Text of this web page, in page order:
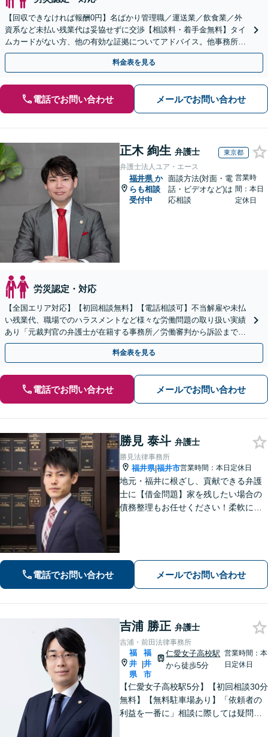
【回収できなければ報酬0円】名ばかり管理職／運送業／飲食業／外
資系など未払い残業代は妥協せずに交渉【相談料・着手金無料】タイ
ムカードがない方、他の有効な証拠についてアドバイス。他事務所で
断られた方もご相談ください。あなたの権利を守ります！
料金表を見る
電話でお問い合わせ メールでお問い合わせ
正木 絢生 弁護士 東京都
弁護士法人ユア・エース
福井県 か
らも相談
受付中
面談方法(対面・電
話・ビデオなど)は
応相談
営業時
間：本日
定休日
労災認定・対応
【全国エリア対応】【初回相談無料】【電話相談可】不当解雇や未払
い残業代、職場でのハラスメントなど様々な労働問題の取り扱い実績
あり「元裁判官の弁護士が在籍する事務所／労働審判から訴訟まで、
裁判官経験を活かした最適な戦略を立案」
料金表を見る
電話でお問い合わせ メールでお問い合わせ
勝見 泰斗 弁護士
勝見法律事務所
福井県|福井市営業時間：本日定休日
地元・福井に根ざし、貢献できる弁護
士に【借金問題】家を残したい場合の
債務整理もお任せください！柔軟に対
続・相続放棄ご相談ください
電話でお問い合わせ メールでお問い合わせ
吉浦 勝正 弁護士
吉浦・前田法律事務所
福
井
県
|
福
井
市
仁愛女子高校駅
から徒歩5分
営業時間：本
日定休日
【仁愛女子高校駅5分】【初回相談30分
無料】【無料駐車場あり】「依頼者の
利益を一番に」相談に際しては疑問に